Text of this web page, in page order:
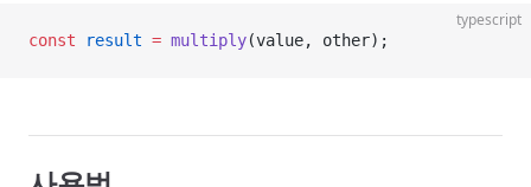
typescript
const result = multiply(value, other);